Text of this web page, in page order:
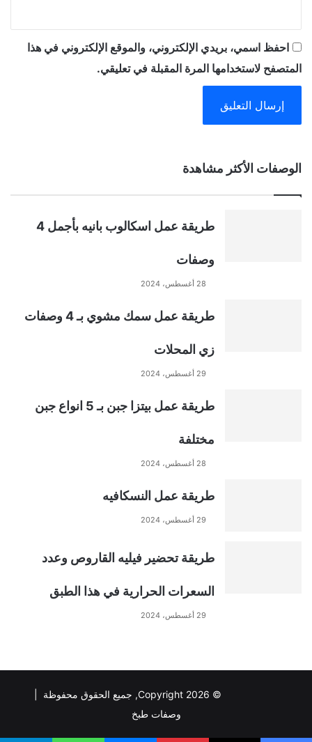
احفظ اسمي، بريدي الإلكتروني، والموقع الإلكتروني في هذا
المتصفح لاستخدامها المرة المقبلة في تعليقي.
lالوصفات الأكثر مشاهدة
طريقة عمل اسكالوب بانيه بأجمل 4
وصفات
28 أغسطس، 2024
طريقة عمل سمك مشوي بـ 4 وصفات
زي المحلات
29 أغسطس، 2024
طريقة عمل بيتزا جبن بـ 5 انواع جبن
مختلفة
28 أغسطس، 2024
طريقة عمل النسكافيه
29 أغسطس، 2024
طريقة تحضير فيليه القاروص وعدد
السعرات الحرارية في هذا الطبق
29 أغسطس، 2024
© Copyright 2026, جميع الحقوق محفوظة |
وصفات طبخ